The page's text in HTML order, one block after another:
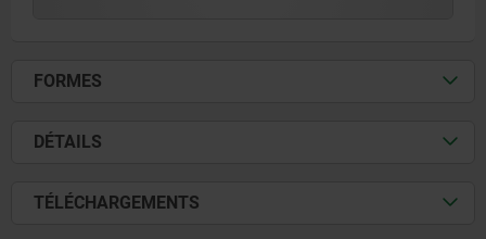
FORMES
DÉTAILS
TÉLÉCHARGEMENTS